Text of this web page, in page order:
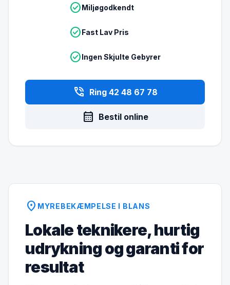
check_circleMiljøgodkendt
check_circleFast Lav Pris
check_circleIngen Skjulte Gebyrer
phone_in_talk Ring 42 48 67 78
calendar_month Bestil online
location_on MYREBEKÆMPELSE I BLANS
Lokale teknikere, hurtig
udrykning og garanti for
resultat